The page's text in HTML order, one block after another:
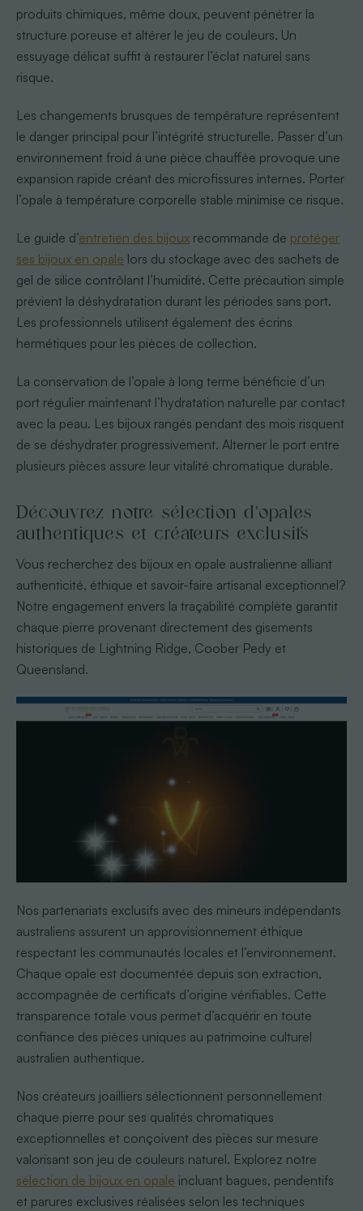
produits chimiques, même doux, peuvent pénétrer la
structure poreuse et altérer le jeu de couleurs. Un
essuyage délicat suffit à restaurer l’éclat naturel sans
risque.
Les changements brusques de température représentent
le danger principal pour l’intégrité structurelle. Passer d’un
environnement froid à une pièce chauffée provoque une
expansion rapide créant des microfissures internes. Porter
l’opale à température corporelle stable minimise ce risque.
Le guide d’entretien des bijouxrecommande de protéger
ses bijoux en opale lors du stockage avec des sachets de
gel de silice contrôlant l’humidité. Cette précaution simple
prévient la déshydratation durant les périodes sans port.
Les professionnels utilisent également des écrins
hermétiques pour les pièces de collection.
La conservation de l’opale à long terme bénéficie d’un
port régulier maintenant l’hydratation naturelle par contact
avec la peau. Les bijoux rangés pendant des mois risquent
de se déshydrater progressivement. Alterner le port entre
plusieurs pièces assure leur vitalité chromatique durable.
Découvrez notre sélection d’opales
authentiques et créateurs exclusifs
Vous recherchez des bijoux en opale australienne alliant
authenticité, éthique et savoir-faire artisanal exceptionnel?
Notre engagement envers la traçabilité complète garantit
chaque pierre provenant directement des gisements
historiques de Lightning Ridge, Coober Pedy et
Queensland.
Nos partenariats exclusifs avec des mineurs indépendants
australiens assurent un approvisionnement éthique
respectant les communautés locales et l’environnement.
Chaque opale est documentée depuis son extraction,
accompagnée de certificats d’origine vérifiables. Cette
transparence totale vous permet d’acquérir en toute
confiance des pièces uniques au patrimoine culturel
australien authentique.
Nos créateurs joailliers sélectionnent personnellement
chaque pierre pour ses qualités chromatiques
exceptionnelles et conçoivent des pièces sur mesure
valorisant son jeu de couleurs naturel. Explorez notre
sélection de bijoux en opale incluant bagues, pendentifs
et parures exclusives réalisées selon les techniques